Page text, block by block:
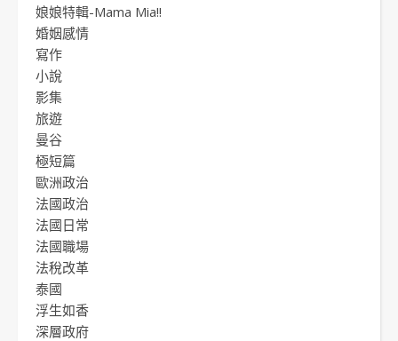
娘娘特輯-Mama Mia!!
婚姻感情
寫作
小說
影集
旅遊
曼谷
極短篇
歐洲政治
法國政治
法國日常
法國職場
法稅改革
泰國
浮生如香
深層政府